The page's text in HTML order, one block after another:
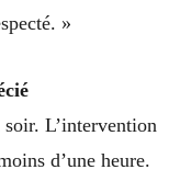
»
L’intervention
d’une heure.